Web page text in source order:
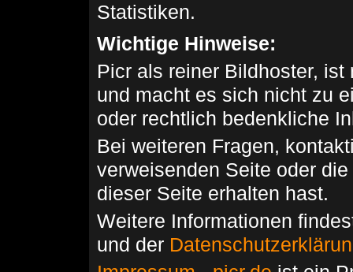
Statistiken.
Wichtige Hinweise:
Picr als reiner Bildhoster,
und macht es sich nicht zu
oder rechtlich bedenkliche
Bei weiteren Fragen,
verweisenden Seite oder
dieser Seite erhalten hast.
Weitere Informationen
und der